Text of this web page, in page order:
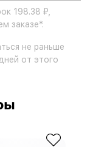
198.38 ₽,
заказе*.
не раньше
от этого